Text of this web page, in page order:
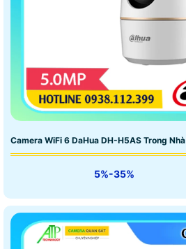
Camera WiFi 6 DaHua DH-H5AS Trong Nhà
5%-35%